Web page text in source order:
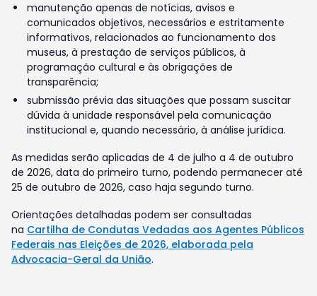
manutenção apenas de notícias, avisos e
comunicados objetivos, necessários e estritamente
informativos, relacionados ao funcionamento dos
museus, à prestação de serviços públicos, à
programação cultural e às obrigações de
transparência;
submissão prévia das situações que possam suscitar
dúvida à unidade responsável pela comunicação
institucional e, quando necessário, à análise jurídica.
As medidas serão aplicadas de 4 de julho a 4 de outubro
de 2026, data do primeiro turno, podendo permanecer até
25 de outubro de 2026, caso haja segundo turno.
Orientações detalhadas podem ser consultadas
na Cartilha de Condutas Vedadas aos Agentes Públicos
Federais nas Eleições de 2026, elaborada pela
Advocacia-Geral da União.